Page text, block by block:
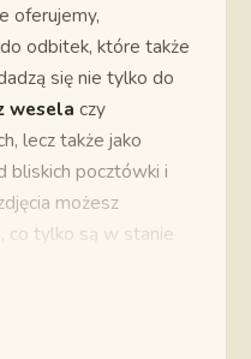
oferujemy,
odbitek, które także
się nie tylko do
wesela czy
lecz także jako
bliskich pocztówki i
możesz
co tylko są w stanie
zdjęcia